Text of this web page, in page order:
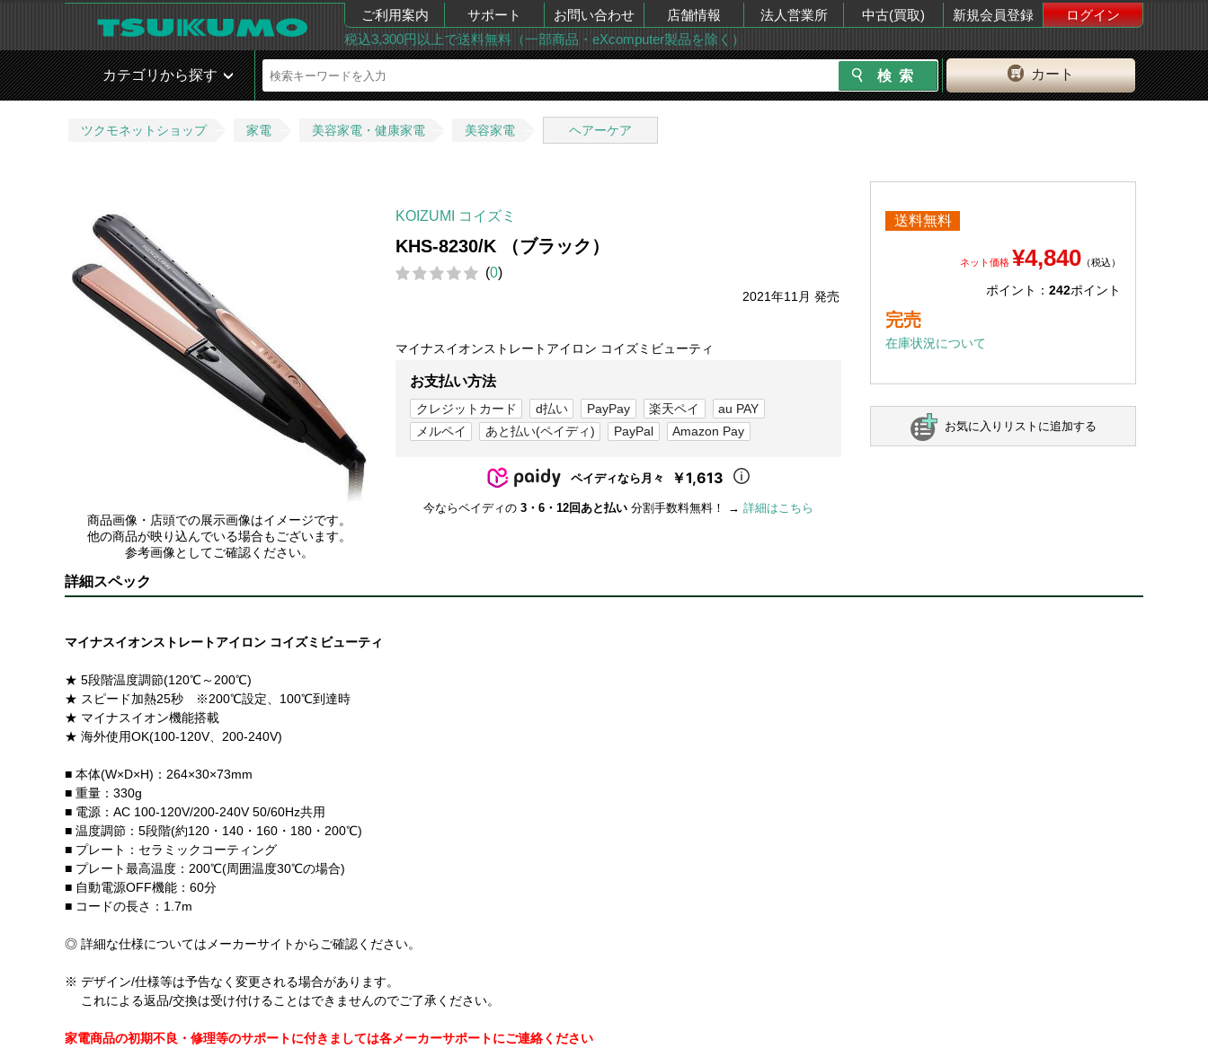
ご利用案内 サポート お問い合わせ 店舗情報 法人営業所 中古(買取) 新規会員登録
ログイン
税込3,300円以上で送料無料（一部商品・eXcomputer製品を除く）
カート
カテゴリから探す
ツクモネットショップ 家電 美容家電・健康家電 美容家電 ヘアーケア
商品画像・店頭での展示画像はイメージです。
他の商品が映り込んでいる場合もございます。
参考画像としてご確認ください。
KOIZUMI コイズミ
KHS-8230/K （ブラック）
(0)
2021年11月 発売
マイナスイオンストレートアイロン コイズミビューティ
お支払い方法
クレジットカード d払い PayPay 楽天ペイ
au PAY
メルペイ
あと払い(ペイディ) PayPal Amazon Pay
ペイディなら月々 ￥1,613
今ならペイディの 3・6・12回あと払い 分割手数料無料！ → 詳細はこちら
送料無料
ネット価格 ¥4,840 （税込）
ポイント： 242ポイント
完売
在庫状況について
お気に入りリストに追加する
詳細スペック
マイナスイオンストレートアイロン コイズミビューティ
★ 5段階温度調節(120℃～200℃)
★ スピード加熱25秒 ※200℃設定、100℃到達時
★ マイナスイオン機能搭載
★ 海外使用OK(100-120V、200-240V)
■ 本体(W×D×H)：264×30×73mm
■ 重量：330g
■ 電源：AC 100-120V/200-240V 50/60Hz共用
■ 温度調節：5段階(約120・140・160・180・200℃)
■ プレート：セラミックコーティング
■ プレート最高温度：200℃(周囲温度30℃の場合)
■ 自動電源OFF機能：60分
■ コードの長さ：1.7m
◎ 詳細な仕様についてはメーカーサイトからご確認ください。
※ デザイン/仕様等は予告なく変更される場合があります。
これによる返品/交換は受け付けることはできませんのでご了承ください。
家電商品の初期不良・修理等のサポートに付きましては各メーカーサポートにご連絡ください